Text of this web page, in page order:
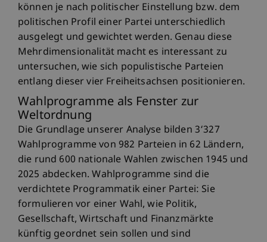
können je nach politischer Einstellung bzw. dem
politischen Profil einer Partei unterschiedlich
ausgelegt und gewichtet werden. Genau diese
Mehrdimensionalität macht es interessant zu
untersuchen, wie sich populistische Parteien
entlang dieser vier Freiheitsachsen positionieren.
Wahlprogramme als Fenster zur
Weltordnung
Die Grundlage unserer Analyse bilden 3‘327
Wahlprogramme von 982 Parteien in 62 Ländern,
die rund 600 nationale Wahlen zwischen 1945 und
2025 abdecken. Wahlprogramme sind die
verdichtete Programmatik einer Partei: Sie
formulieren vor einer Wahl, wie Politik,
Gesellschaft, Wirtschaft und Finanzmärkte
künftig geordnet sein sollen und sind